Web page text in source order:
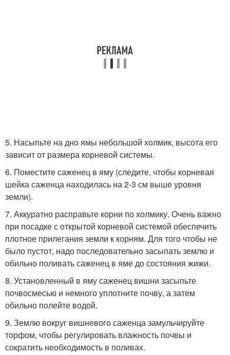
5. Насыпьте на дно ямы небольшой холмик, высота его
зависит от размера корневой системы.
6. Поместите саженец в яму (следите, чтобы корневая
шейка саженца находилась на 2-3 см выше уровня
земли).
7. Аккуратно расправьте корни по холмику. Очень важно
при посадке с открытой корневой системой обеспечить
плотное прилегания земли к корням. Для того чтобы не
было пустот, надо последовательно засыпать землю и
обильно поливать саженец в яме до состояния жижи.
8. Установленный в яму саженец вишни засыпьте
почвосмесью и немного уплотните почву, а затем
обильно полейте водой.
9. Землю вокруг вишневого саженца замульчируйте
торфом, чтобы регулировать влажность почвы и
сократить необходимость в поливах.